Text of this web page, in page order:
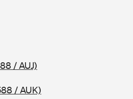
/ AUJ)
/ AUK)